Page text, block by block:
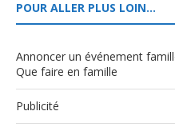
POUR ALLER PLUS LOIN…
Annoncer un événement
Que faire en famille
Publicité